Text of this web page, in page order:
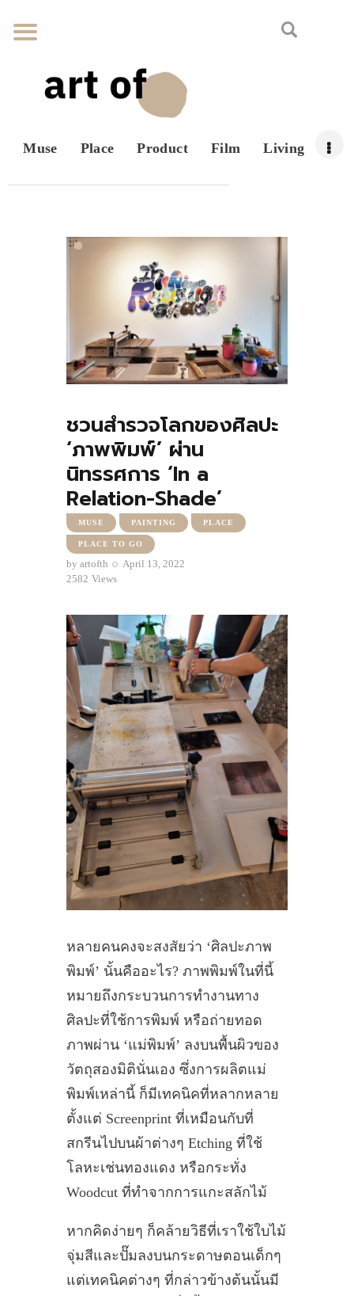
Muse Place Product Film Living
ชวนสำรวจโลกของศิลปะ
‘ภาพพิมพ์’ ผ่าน
นิทรรศการ ‘In a
Relation-Shade’
MUSE PAINTING PLACE
PLACE TO GO
by artofth
April 13, 2022
2582 Views
หลายคนคงจะสงสัยว่า ‘ศิลปะภาพ
พิมพ์’ นั้นคืออะไร? ภาพพิมพ์ในที่นี้
หมายถึงกระบวนการทำงานทาง
ศิลปะที่ใช้การพิมพ์ หรือถ่ายทอด
ภาพผ่าน ‘แม่พิมพ์’ ลงบนพื้นผิวของ
วัตถุสองมิตินั่นเอง ซึ่งการผลิตแม่
พิมพ์เหล่านี้ ก็มีเทคนิคที่หลากหลาย
ตั้งแต่ Screenprint ที่เหมือนกับที่
สกรีนไปบนผ้าต่างๆ Etching ที่ใช้
โลหะเช่นทองแดง หรือกระทั่ง
Woodcut ที่ทำจากการแกะสลักไม้
หากคิดง่ายๆ ก็คล้ายวิธีที่เราใช้ใบไม้
จุ่มสีและปั๊มลงบนกระดาษตอนเด็กๆ
แต่เทคนิคต่างๆ ที่กล่าวข้างต้นนั้นมี